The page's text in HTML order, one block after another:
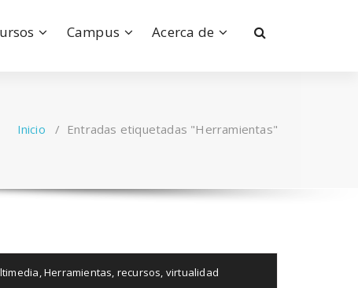
Campus Acerca de
Inicio / Entradas etiquetadas "Herramientas"
,Herramientas, recursos, virtualidad